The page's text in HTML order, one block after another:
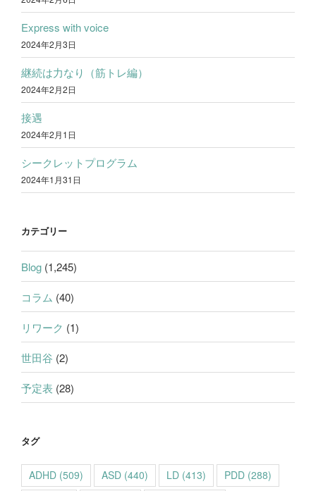
Express with voice
2024年2月3日
継続は力なり（筋トレ編）
2024年2月2日
接遇
2024年2月1日
シークレットプログラム
2024年1月31日
カテゴリー
Blog (1,245)
コラム (40)
リワーク (1)
世田谷 (2)
予定表 (28)
タグ
ADHD (509) ASD (440) LD (413) PDD (288)